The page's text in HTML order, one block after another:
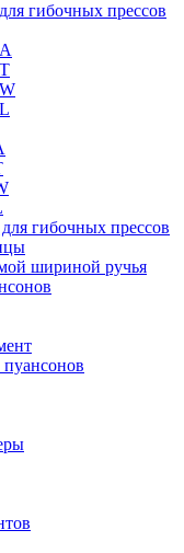
гибочных прессов
гибочных прессов
шириной ручья